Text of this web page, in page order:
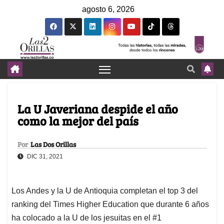
agosto 6, 2026
La U Javeriana despide el año
como la mejor del país
Por Las Dos Orillas
DIC 31, 2021
Los Andes y la U de Antioquia completan el top 3 del
ranking del Times Higher Education que durante 6 años
ha colocado a la U de los jesuitas en el #1